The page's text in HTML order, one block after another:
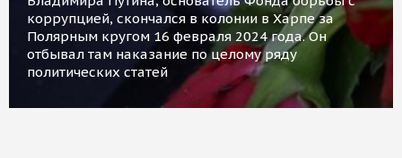
коррупцией, скончался в колонии в Харпе за
Полярным кругом 16 февраля 2024 года. Он
отбывал там наказание по целому ряду
политических статей